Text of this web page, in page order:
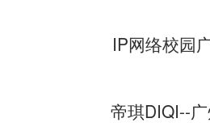
IP网络校园
帝琪DIQI--